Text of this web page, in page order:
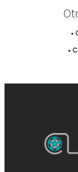
•
•